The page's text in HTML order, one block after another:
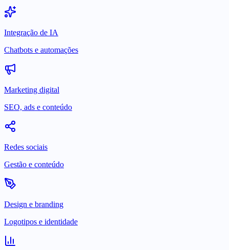
Integração de IA
Chatbots e automações
Marketing digital
SEO, ads e conteúdo
Redes sociais
Gestão e conteúdo
Design e branding
Logotipos e identidade